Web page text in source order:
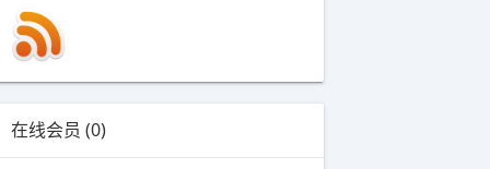
用户名修改【已下架】
脱单一用户名。
在线会员 (0)